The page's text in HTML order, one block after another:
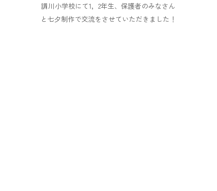
調川小学校にて1，2年生、保護者のみなさん
と七夕制作で交流をさせていただきました！